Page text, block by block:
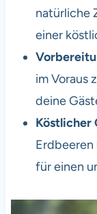
natürliche
einer
im Voraus
deine
Köstlicher
für einen